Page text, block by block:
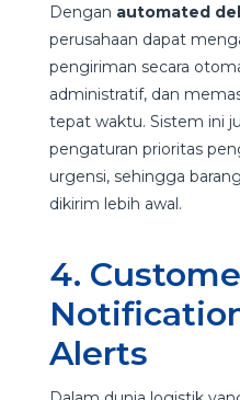
Dengan automated
perusahaan dapat
pengiriman secara
administratif, dan
tepat waktu. Sistem ini
pengaturan prioritas
urgensi, sehingga
dikirim lebih awal.
4.
Alerts